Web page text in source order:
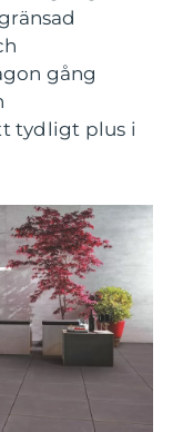
gång
tydligt plus i